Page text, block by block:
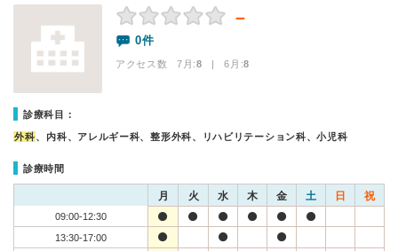
－
0件
アクセス数 7月:8 | 6月:8
診療科目：
外科、内科、アレルギー科、整形外科、リハビリテーション科、小児科
診療時間
月 火 水 木 金 土 日 祝
09:00-12:30
13:30-17:00